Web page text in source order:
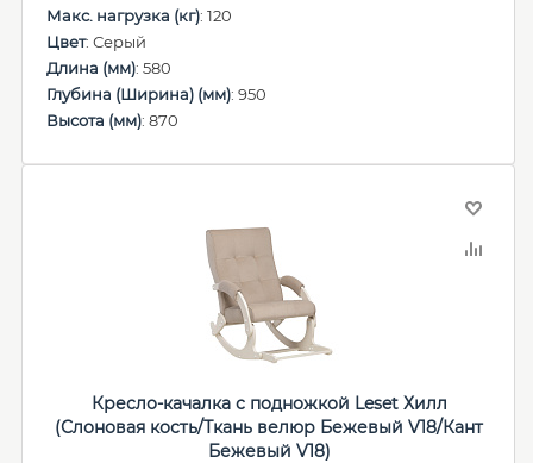
Макс. нагрузка (кг): 120
Цвет: Серый
Длина (мм): 580
Глубина (Ширина) (мм): 950
Высота (мм): 870
Кресло-качалка с подножкой Leset Хилл
(Слоновая кость/Ткань велюр Бежевый V18/Кант
Бежевый V18)